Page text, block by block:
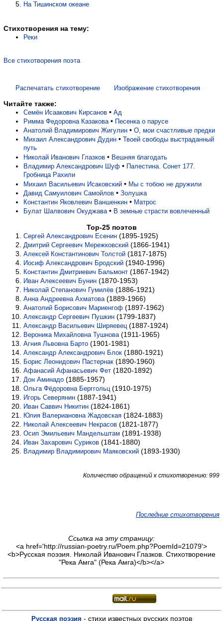
На Тишинском океане
Стихотворения на тему:
Реки
Все стихотворения поэта
Распечатать стихотворение Изображение стихотворения
Читайте также:
Семён Исаакович Кирсанов • Ад
Римма Федоровна Казакова • Песенка о парусе
Анатолий Владимирович Жигулин • О, мои счастливые предки
Михаил Александрович Дудин • Твоей свободы выстраданный
путь
Николай Иванович Глазков • Вешняя благодать
Владимир Александрович Шуф • Палестина. Сонет 177.
Гробница Рахили
Михаил Васильевич Исаковский • Мы с тобою не дружили
Давид Самуилович Самойлов • Золушка
Константин Яковлевич Ваншенкин • Матрос
Булат Шалвович Окуджава • В земные страсти вовлеченный
Top-25 поэтов
Сергей Александрович Есенин (1895-1925)
Дмитрий Сергеевич Мережковский (1866-1941)
Алексей Константинович Толстой (1817-1875)
Иосиф Александрович Бродский (1940-1996)
Константин Дмитриевич Бальмонт (1867-1942)
Иван Алексеевич Бунин (1870-1953)
Николай Степанович Гумилёв (1886-1921)
Анна Андреевна Ахматова (1889-1966)
Анатолий Борисович Мариенгоф (1897-1962)
Александр Сергеевич Пушкин (1799-1837)
Александр Васильевич Ширяевец (1887-1924)
Вероника Михайловна Тушнова (1911-1965)
Агния Львовна Барто (1901-1981)
Александр Александрович Блок (1880-1921)
Борис Леонидович Пастернак (1890-1960)
Афанасий Афанасьевич Фет (1820-1892)
Дон Аминадо (1885-1957)
Ольга Фёдоровна Берггольц (1910-1975)
Игорь Северянин (1887-1941)
Иван Саввич Никитин (1824-1861)
Юлия Валериановна Жадовская (1824-1883)
Николай Алексеевич Некрасов (1821-1877)
Осип Эмильевич Мандельштам (1891-1938)
Иван Захарович Суриков (1841-1880)
Владимир Владимирович Маяковский (1893-1930)
Количество обращений к стихотворению: 999
Последние стихотворения
Ссылка на эту страницу:
<a href='http://russian-poetry.ru/Poem.php?PoemId=21079'>
<b>Русская поэзия. Николай Иванович Глазков. Стихотворение
"Река Амга" (Река Амга)</b></a>
Русская поэзия - стихи известных русских поэтов